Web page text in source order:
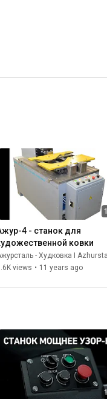
4 - станок для
ковки
- Худковка I Azhurstal -
views • 11 years ago